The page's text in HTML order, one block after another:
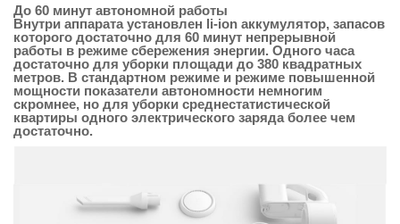
До 60 минут автономной работы
Внутри аппарата установлен li-ion аккумулятор, запасов
которого достаточно для 60 минут непрерывной
работы в режиме сбережения энергии. Одного часа
достаточно для уборки площади до 380 квадратных
метров. В стандартном режиме и режиме повышенной
мощности показатели автономности немногим
скромнее, но для уборки среднестатистической
квартиры одного электрического заряда более чем
достаточно.